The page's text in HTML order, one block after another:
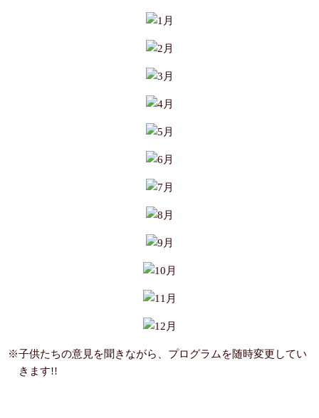
※子供たちの意見を聞きながら、プログラムを随時変更してい
きます!!